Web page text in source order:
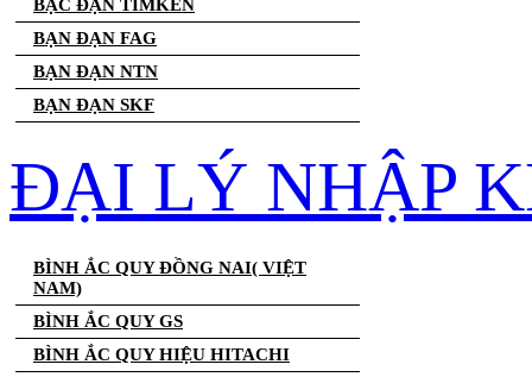
BẠC ĐẠN TIMKEN
BẠN ĐẠN FAG
BẠN ĐẠN NTN
BẠN ĐẠN SKF
ĐẠI LÝ NHẬP
BÌNH ẮC QUY ĐỒNG NAI( VIỆT
NAM)
BÌNH ẮC QUY GS
BÌNH ẮC QUY HIỆU HITACHI